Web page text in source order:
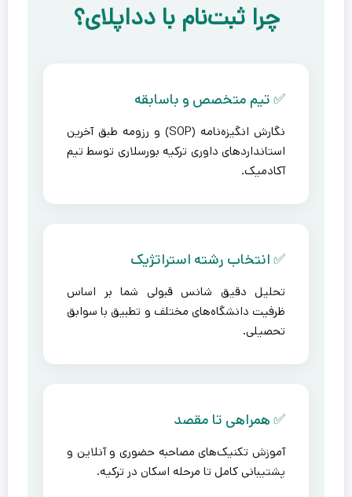
چرا ثبت‌نام با دداپلای؟
✅ تیم متخصص و باسابقه
نگارش انگیزه‌نامه (SOP) و رزومه طبق آخرین
استانداردهای داوری ترکیه بورسلاری توسط تیم
آکادمیک.
✅ انتخاب رشته استراتژیک
تحلیل دقیق شانس قبولی شما بر اساس
ظرفیت دانشگاه‌های مختلف و تطبیق با سوابق
تحصیلی.
✅ همراهی تا مقصد
آموزش تکنیک‌های مصاحبه حضوری و آنلاین و
پشتیبانی کامل تا مرحله اسکان در ترکیه.